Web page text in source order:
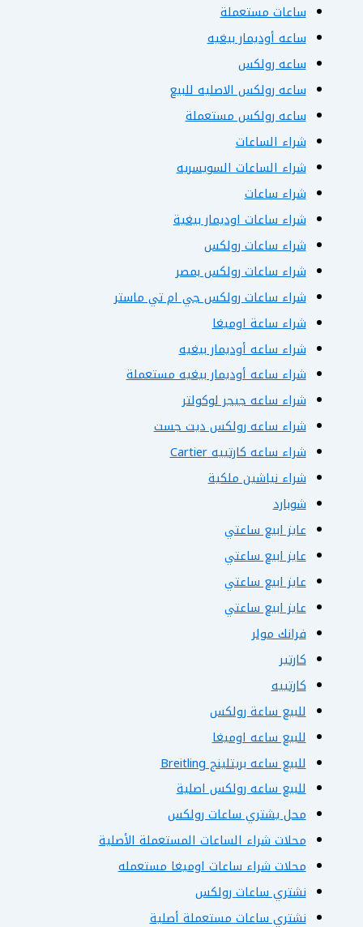
ساعات مستعملة
ساعه أوديمار بيغيه
ساعه رولكس
ساعه رولكس الاصليه للبيع
ساعه رولكس مستعملة
شراء الساعات
شراء الساعات السويسريه
شراء ساعات
شراء ساعات اوديمار بيغية
شراء ساعات رولكس
شراء ساعات رولكس بمصر
شراء ساعات رولكس جي ام تي ماستر
شراء ساعة اوميغا
شراء ساعه أوديمار بيغيه
شراء ساعه أوديمار بيغيه مستعملة
شراء ساعه جيجر لوكولتر
شراء ساعه رولكس ديت جست
شراء ساعه كارتييه Cartier
شراء نياشين ملكية
شوبارد
عايز ابيع ساعتي
عايز ابيع ساعتي
عايز ابيع ساعتي
عايز ابيع ساعتي
فرانك مولر
كارتير
كارتييه
للبيع ساعة رولكس
للبيع ساعه اوميغا
للبيع ساعه بريتلينج Breitling
للبيع ساعه رولكس اصلية
محل يشتري ساعات رولكس
محلات شراء الساعات المستعملة الأصلية
محلات شراء ساعات اوميغا مستعمله
نشتري ساعات رولكس
نشتري ساعات مستعملة أصلية